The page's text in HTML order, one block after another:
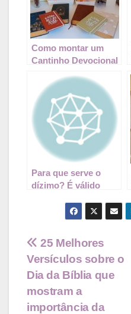
Como montar um
Cantinho Devocional
Bíblia
Para que serve o
dízimo? É válido
Navegação
de
Post
25 Melhores
Versículos sobre o
Dia da Bíblia que
mostram a
importância da